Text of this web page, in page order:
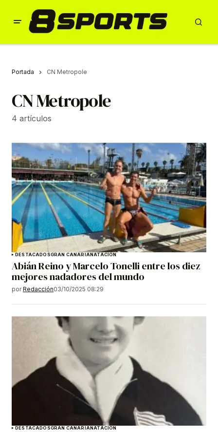
Portada CN Metropole
CN Metropole
4 artículos
DESTACADOSGRAN CANARIANATACIÓN
Abián Reino y Marcelo Tonelli entre los diez
mejores nadadores del mundo
por Redacción03/10/2025 08:29
DESTACADOSGRAN CANARIANATACIÓN